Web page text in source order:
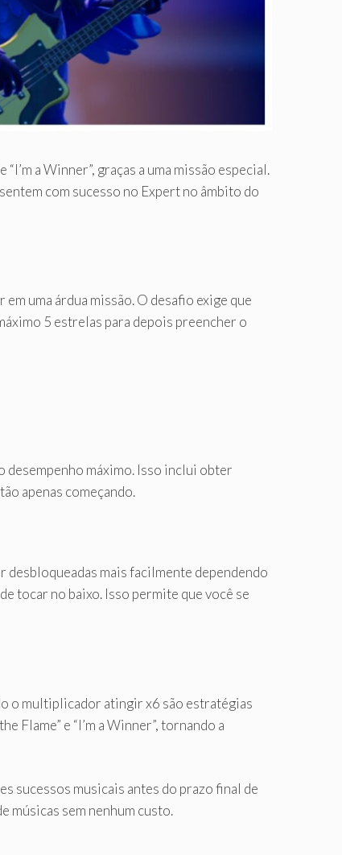
a Winner”, graças a uma missão especial.
com sucesso no Expert no âmbito do
em uma árdua missão. O desafio exige que
5 estrelas para depois preencher o
desempenho máximo. Isso inclui obter
apenas começando.
desbloqueadas mais facilmente dependendo
tocar no baixo. Isso permite que você se
o multiplicador atingir x6 são estratégias
Flame” e “I’m a Winner”, tornando a
sucessos musicais antes do prazo final de
músicas sem nenhum custo.